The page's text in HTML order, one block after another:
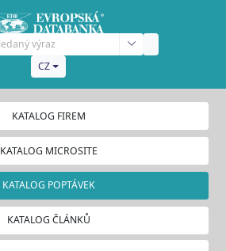
CZ
KATALOG FIREM
KATALOG MICROSITE
KATALOG POPTÁVEK
KATALOG ČLÁNKŮ